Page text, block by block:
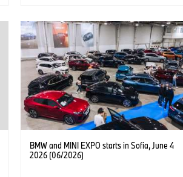
BMW and MINI EXPO starts in Sofia, June 4
2026 (06/2026)